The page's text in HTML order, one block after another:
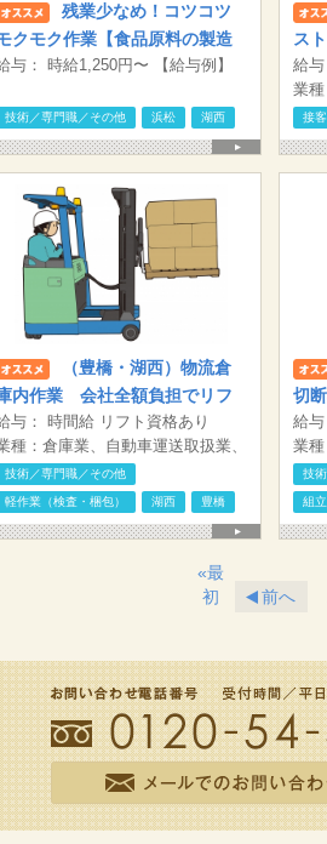
残業少なめ！コツコツ
クモク作業【食品原料の製造
ペレーター】浜松市
与： 時給1,250円〜 【給与例】
）×20日 【正社員登用の場合】
額201,400円～272,500円
技術／専門職／その他 浜松 湖西
ス
中
給
例】
日
支
業
接
（豊橋・湖西）物流倉
内作業 会社全額負担でリフ
免許取得！
与： 時間給 リフト資格あり
円／時 リフト資格なし
円／時 ※入社後働きながら会
が費用全額負担でリフトの資格を
得できます。 ※時間外勤務分に
いては別途支給 【月収例】リフ
ト資格あり 残業10Hの場合 25.1万
円 (1500円×7.75H)×20日＋残業
種：倉庫業、自動車運送取扱業、
般貨物自動車運送業、物流システ
コンサルティング業等
技術／専門職／その他
軽作業（検査・梱包） 湖西 豊橋
切
検
給
円
月
ヶ月
業
技
組
«最
初
前へ